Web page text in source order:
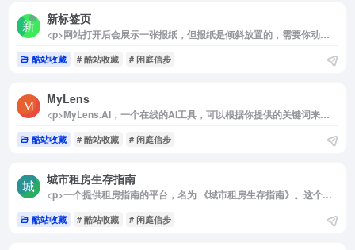
新标签页
<p>网站打开后会展示一张报纸，但报纸是倾斜放置的，需要你动动小脑袋瓜才能看清楚，设置成连续模式后网页会自动左右倾斜。</p><img decoding="async" data-src="//www.40000.net/wp-content/uploads/2024/12/20241215075816-675e8c1825ba7.png" src="https://www.40000.net/wp-content/themes/onenav/images/t.png" alt="新标签页">
酷站收藏 # 酷站收藏 # 闲庭信步
MyLens
<p>MyLens.AI，一个在线的AI工具，可以根据你提供的关键词来创建时间线，输入不同的关键词，可以是历史、人物、科技、产品甚至游戏。</p><p>关键是无需注册就可使用！</p><p>现在免费！！现在免费！！以后可能会进行收费（我猜的）</p>
酷站收藏 # 酷站收藏 # 闲庭信步
城市租房生存指南
<p>一个提供租房指南的平台，名为 《城市租房生存指南》。这个网站帮助用户在城市中找到合适的租房，提供省钱、安心、避坑的租房小白修炼手册。包括了租前准备、租中管理、租后事宜等方面的硬核知识，还有法律法规、表格模板、维权指南等租房工具箱。</p>
酷站收藏 # 酷站收藏 # 闲庭信步